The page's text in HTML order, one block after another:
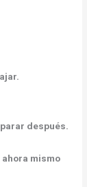
después.
mismo